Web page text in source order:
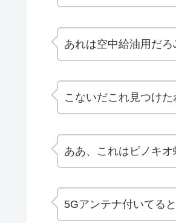
あれは空中給油用だろ
こないだこれ見つけた
ああ、これはピノキ
5Gアンテナ付いてる